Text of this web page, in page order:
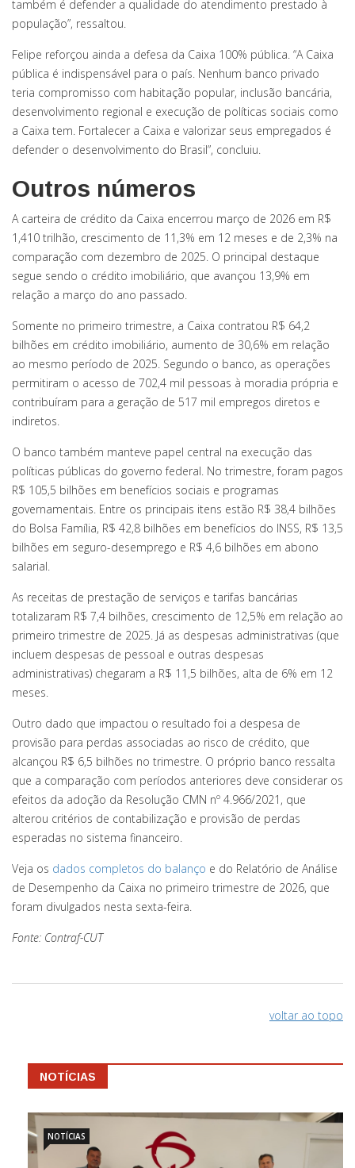
também é defender a qualidade do atendimento prestado à
população”, ressaltou.
Felipe reforçou ainda a defesa da Caixa 100% pública. “A Caixa
pública é indispensável para o país. Nenhum banco privado
teria compromisso com habitação popular, inclusão bancária,
desenvolvimento regional e execução de políticas sociais como
a Caixa tem. Fortalecer a Caixa e valorizar seus empregados é
defender o desenvolvimento do Brasil”, concluiu.
Outros números
A carteira de crédito da Caixa encerrou março de 2026 em R$
1,410 trilhão, crescimento de 11,3% em 12 meses e de 2,3% na
comparação com dezembro de 2025. O principal destaque
segue sendo o crédito imobiliário, que avançou 13,9% em
relação a março do ano passado.
Somente no primeiro trimestre, a Caixa contratou R$ 64,2
bilhões em crédito imobiliário, aumento de 30,6% em relação
ao mesmo período de 2025. Segundo o banco, as operações
permitiram o acesso de 702,4 mil pessoas à moradia própria e
contribuíram para a geração de 517 mil empregos diretos e
indiretos.
O banco também manteve papel central na execução das
políticas públicas do governo federal. No trimestre, foram pagos
R$ 105,5 bilhões em benefícios sociais e programas
governamentais. Entre os principais itens estão R$ 38,4 bilhões
do Bolsa Família, R$ 42,8 bilhões em benefícios do INSS, R$ 13,5
bilhões em seguro-desemprego e R$ 4,6 bilhões em abono
salarial.
As receitas de prestação de serviços e tarifas bancárias
totalizaram R$ 7,4 bilhões, crescimento de 12,5% em relação ao
primeiro trimestre de 2025. Já as despesas administrativas (que
incluem despesas de pessoal e outras despesas
administrativas) chegaram a R$ 11,5 bilhões, alta de 6% em 12
meses.
Outro dado que impactou o resultado foi a despesa de
provisão para perdas associadas ao risco de crédito, que
alcançou R$ 6,5 bilhões no trimestre. O próprio banco ressalta
que a comparação com períodos anteriores deve considerar os
efeitos da adoção da Resolução CMN nº 4.966/2021, que
alterou critérios de contabilização e provisão de perdas
esperadas no sistema financeiro.
Veja os dados completos do balanço e do Relatório de Análise
de Desempenho da Caixa no primeiro trimestre de 2026, que
foram divulgados nesta sexta-feira.
Fonte: Contraf-CUT
voltar ao topo
NOTÍCIAS
NOTÍCIAS